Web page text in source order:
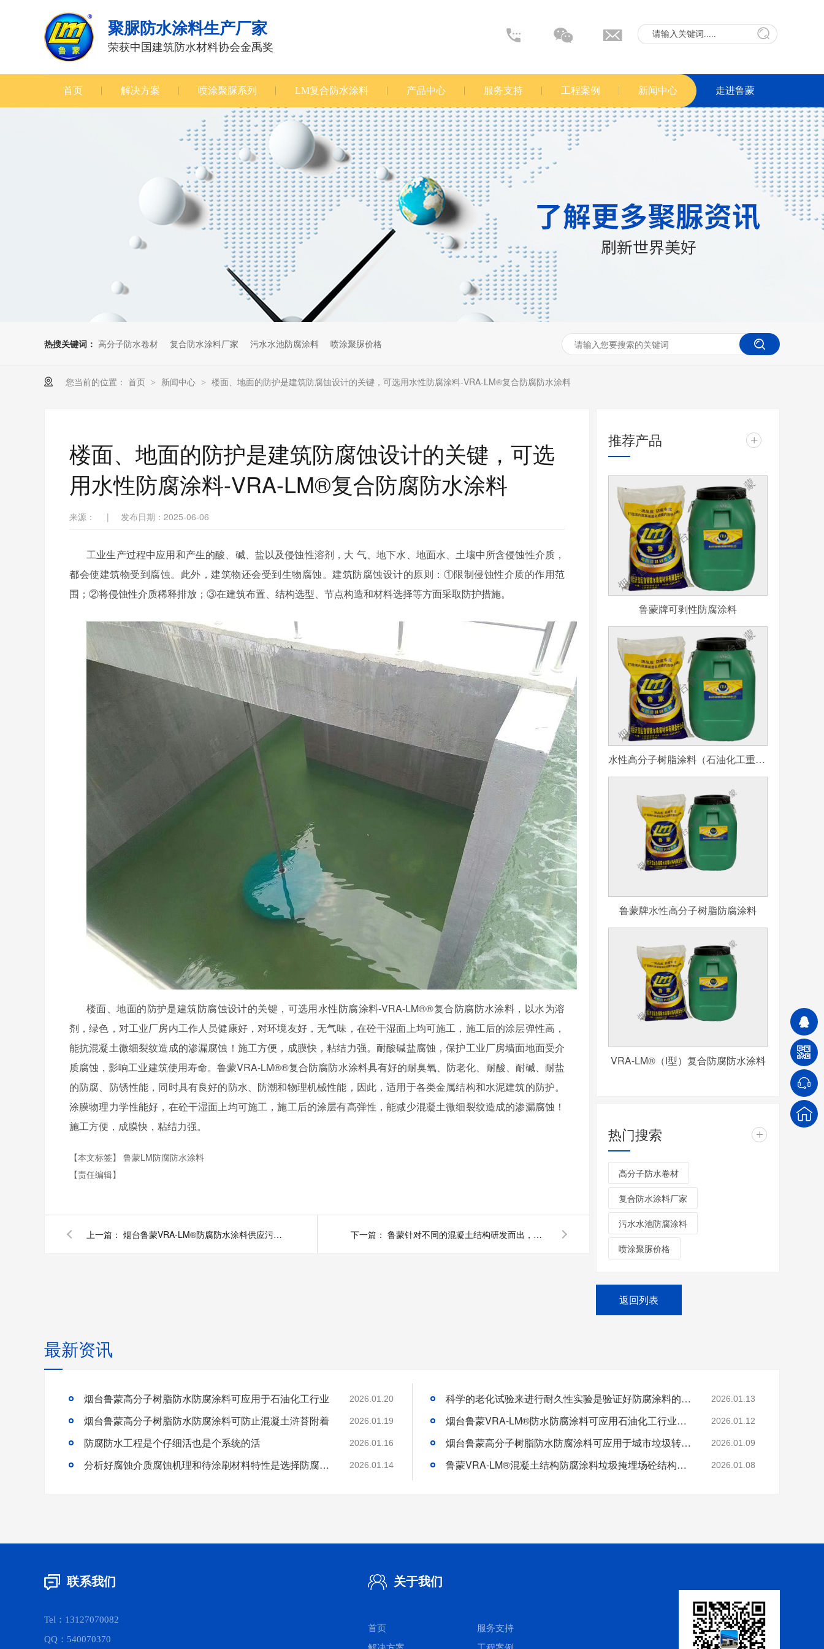
聚脲防水涂料生产厂家
荣获中国建筑防水材料协会金禹奖
首页 解决方案 喷涂聚脲系列 LM复合防水涂料 产品中心 服务支持 工程案例 新闻中心 走进鲁蒙
热搜关键词： 高分子防水卷材 复合防水涂料厂家 污水水池防腐涂料 喷涂聚脲价格
您当前的位置： 首页 > 新闻中心 > 楼面、地面的防护是建筑防腐蚀设计的关键，可选用水性防腐涂料-VRA-LM®复合防腐防水涂料
楼面、地面的防护是建筑防腐蚀设计的关键，可选
用水性防腐涂料-VRA-LM®复合防腐防水涂料
来源： | 发布日期：2025-06-06
工业生产过程中应用和产生的酸、碱、盐以及侵蚀性溶剂，大 气、地下水、地面水、土壤中所含侵蚀性介质，
都会使建筑物受到腐蚀。此外，建筑物还会受到生物腐蚀。建筑防腐蚀设计的原则： ①限制侵蚀性介质的作用范
围；②将侵蚀性介质稀释排放；③在建筑布置、结构选型、节点构造和材料选择等方面采取防护措施。
楼面、地面的防护是建筑防腐蚀设计的关键，可选用水性防腐涂料-VRA-LM®®复合防腐防水涂料，以水为溶
剂，绿色，对工业厂房内工作人员健康好，对环境友好，无气味，在砼干湿面上均可施工，施工后的涂层弹性高，
能抗混凝土微细裂纹造成的渗漏腐蚀！施工方便，成膜快，粘结力强。耐酸碱盐腐蚀，保护工业厂房墙面地面受介
质腐蚀，影响工业建筑使用寿命。鲁蒙VRA-LM®®复合防腐防水涂料具有好的耐臭氧、防老化、耐酸、耐碱、耐盐
的防腐、防锈性能，同时具有良好的防水、防潮和物理机械性能，因此，适用于各类金属结构和水泥建筑的防护。
涂膜物理力学性能好，在砼干湿面上均可施工，施工后的涂层有高弹性，能减少混凝土微细裂纹造成的渗漏腐蚀！
施工方便，成膜快，粘结力强。
【本文标签】 鲁蒙LM防腐防水涂料
【责任编辑】
上一篇： 烟台鲁蒙VRA-LM®防腐防水涂料供应污水处理厂防腐涂料 下一篇： 鲁蒙针对不同的混凝土结构研发而出，适应于腐蚀环境中的混凝土结构防护
推荐产品 +
鲁蒙牌可剥性防腐涂料
水性高分子树脂涂料（石油化工重防腐用）
鲁蒙牌水性高分子树脂防腐涂料
VRA-LM®（I型）复合防腐防水涂料
热门搜索 +
高分子防水卷材
复合防水涂料厂家
污水水池防腐涂料
喷涂聚脲价格
返回列表
最新资讯
烟台鲁蒙高分子树脂防水防腐涂料可应用于石油化工行业 2026.01.20
烟台鲁蒙高分子树脂防水防腐涂料可防止混凝土浒苔附着 2026.01.19
防腐防水工程是个仔细活也是个系统的活 2026.01.16
分析好腐蚀介质腐蚀机理和待涂刷材料特性是选择防腐涂料的基础 2026.01.14
科学的老化试验来进行耐久性实验是验证好防腐涂料的途径 2026.01.13
烟台鲁蒙VRA-LM®防水防腐涂料可应用石油化工行业防腐防水 2026.01.12
烟台鲁蒙高分子树脂防水防腐涂料可应用于城市垃圾转运车 2026.01.09
鲁蒙VRA-LM®混凝土结构防腐涂料垃圾掩埋场砼结构防腐 2026.01.08
联系我们
Tel：13127070082
QQ：540070370
关于我们
首页
服务支持